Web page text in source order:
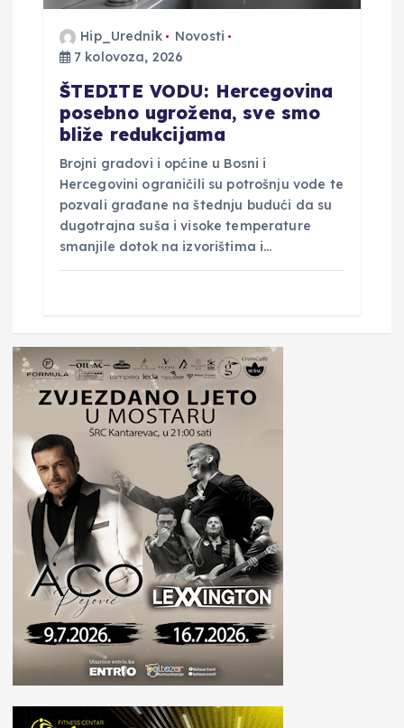
Hip_Urednik
Novosti
7 kolovoza, 2026
ŠTEDITE VODU: Hercegovina
posebno ugrožena, sve smo
bliže redukcijama
Brojni gradovi i općine u Bosni i
Hercegovini ograničili su potrošnju vode te
pozvali građane na štednju budući da su
dugotrajna suša i visoke temperature
smanjile dotok na izvorištima i…